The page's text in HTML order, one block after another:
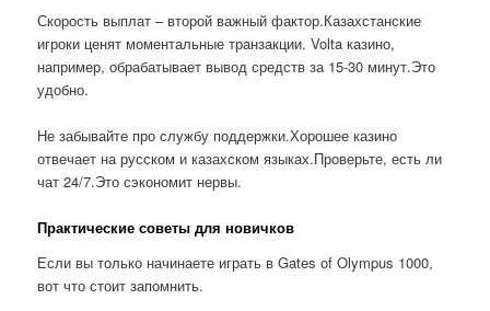
Скорость выплат – второй важный фактор.Казахстанские
игроки ценят моментальные транзакции. Volta казино,
например, обрабатывает вывод средств за 15-30 минут.Это
удобно.
Не забывайте про службу поддержки.Хорошее казино
отвечает на русском и казахском языках.Проверьте, есть ли
чат 24/7.Это сэкономит нервы.
Практические советы для новичков
Если вы только начинаете играть в Gates of Olympus 1000,
вот что стоит запомнить.